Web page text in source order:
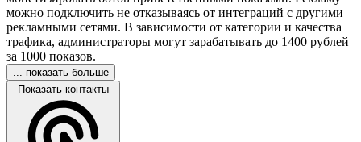
можно подключить не отказываясь от интеграций с другими
рекламными сетями. В зависимости от категории и качества
трафика, администраторы могут зарабатывать до 1400 рублей
за 1000 показов.
... показать больше
Показать контакты